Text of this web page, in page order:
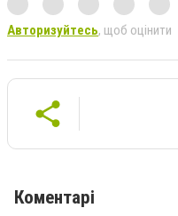
Авторизуйтесь, щоб оцінити
Коментарі